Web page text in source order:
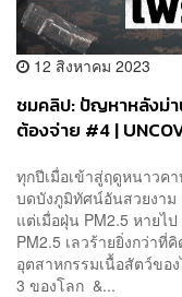
12 สิงหาคม 2023
ชมคลิป: ปัญหาหลังม่า
ต้องจ่าย #4 |
ทุกปีเมื่อเข้าสู่ฤดูหนาวค
บดบังภูมิทัศน์อันสวยงาม
แต่เมื่อฝุ่น PM2.5 หายไ
PM2.5 เลวร้ายยิ่งกว่าที่
อุตสาหกรรมเนื้อสัตว์ขอ
3 ของโลก &...